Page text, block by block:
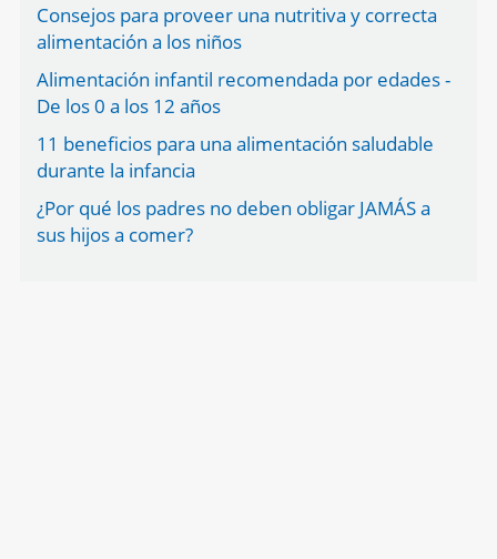
Consejos para proveer una nutritiva y correcta
alimentación a los niños
Alimentación infantil recomendada por edades -
De los 0 a los 12 años
11 beneficios para una alimentación saludable
durante la infancia
¿Por qué los padres no deben obligar JAMÁS a
sus hijos a comer?